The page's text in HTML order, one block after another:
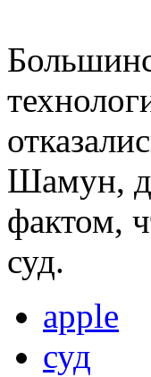
Шамун,
фактом,
суд.
apple
суд